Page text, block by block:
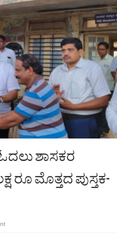
ಓದಲು ಶಾಸಕರ
ರೂ ಮೊತ್ತದ ಪುಸ್ತಕ-